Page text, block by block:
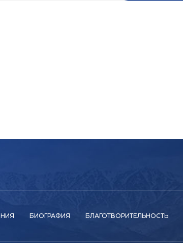
БИОГРАФИЯ БЛАГОТВОРИТЕЛЬНОСТЬ